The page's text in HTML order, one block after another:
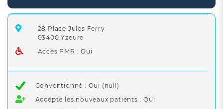
28 Place Jules Ferry
03400,Yzeure
Accès PMR : Oui
Conventionné : Oui (null)
Accepte les nouveaux patients : Oui